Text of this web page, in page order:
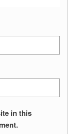
in this